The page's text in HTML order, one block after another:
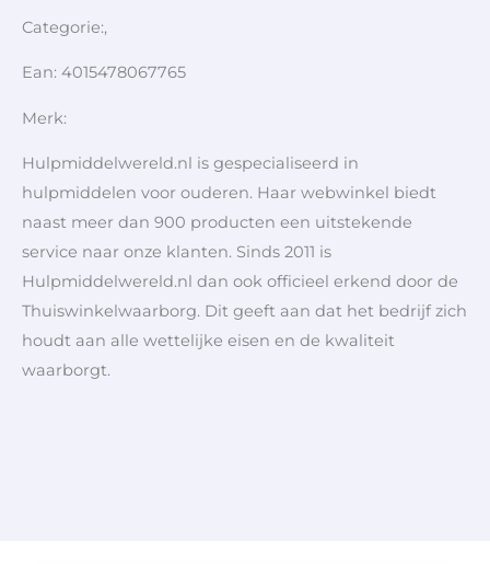
Categorie:,
Ean: 4015478067765
Merk:
Hulpmiddelwereld.nl is gespecialiseerd in
hulpmiddelen voor ouderen. Haar webwinkel biedt
naast meer dan 900 producten een uitstekende
service naar onze klanten. Sinds 2011 is
Hulpmiddelwereld.nl dan ook officieel erkend door de
Thuiswinkelwaarborg. Dit geeft aan dat het bedrijf zich
houdt aan alle wettelijke eisen en de kwaliteit
waarborgt.